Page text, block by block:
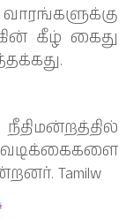
கீழ் கைது
Tamilw